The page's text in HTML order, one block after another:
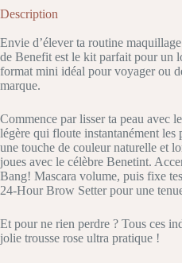
Description
Envie d’élever ta routine
de Benefit est le kit parfait pour un
format mini idéal pour voyager ou
marque.
Commence par lisser ta peau avec
légère qui floute instantanément les
une touche de couleur naturelle et
joues avec le célèbre Benetint.
Bang! Mascara volume, puis fixe
24-Hour Brow Setter pour une
Et pour ne rien perdre ? Tous ces
jolie trousse rose ultra pratique !